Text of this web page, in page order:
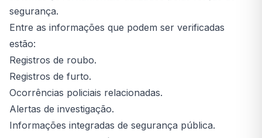
segurança.
Entre as informações que podem ser verificadas
estão:
Registros de roubo.
Registros de furto.
Ocorrências policiais relacionadas.
Alertas de investigação.
Informações integradas de segurança pública.